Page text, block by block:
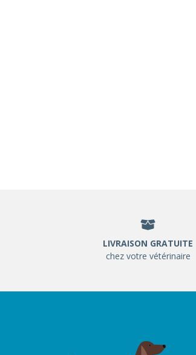
LIVRAISON GRATUITE
chez votre vétérinaire